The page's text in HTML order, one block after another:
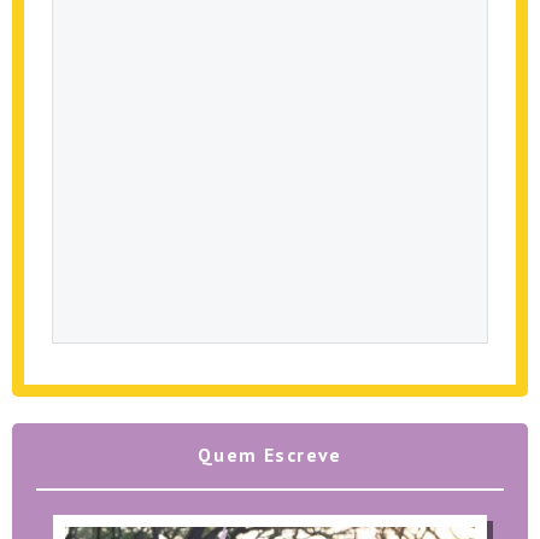
Quem Escreve